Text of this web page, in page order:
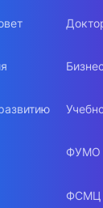
ФУМО
ФСМЦ